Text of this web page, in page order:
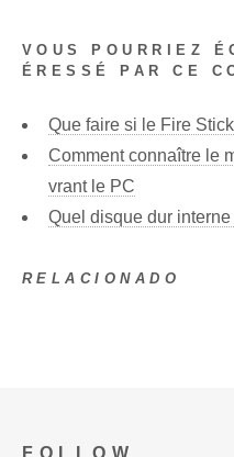
VOUS POURRIEZ
ÉRESSÉ PAR CE
Que faire si le Fire
Comment connaître le
vrant le PC
Quel disque dur
RELACIONADO
FOLLOW